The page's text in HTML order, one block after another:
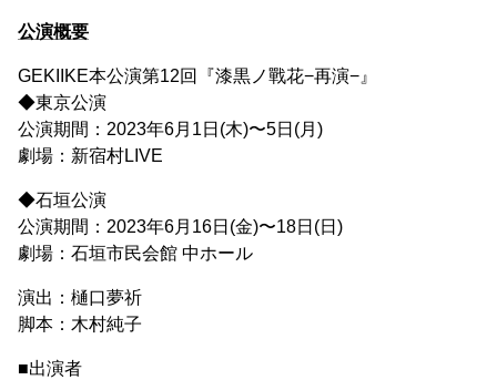
公演概要
GEKIIKE本公演第12回『漆黒ノ戰花−再演−』
◆東京公演
公演期間：2023年6月1日(木)〜5日(月)
劇場：新宿村LIVE
◆石垣公演
公演期間：2023年6月16日(金)〜18日(日)
劇場：石垣市民会館 中ホール
演出：樋口夢祈
脚本：木村純子
■出演者